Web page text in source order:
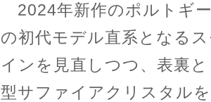
2024年新作のポルトギ
の初代モデル直系となる
インを見直しつつ、表裏
型サファイアクリスタル